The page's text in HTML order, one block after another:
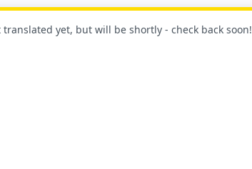
yet, but will be shortly - check back soon!